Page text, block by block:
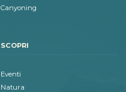
Canyoning
SCOPRI
Eventi
Natura